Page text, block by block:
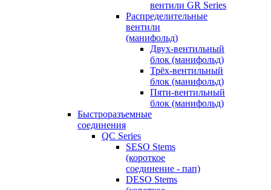
вентили GR Series
Распределительные
вентили
(манифольд)
Двух-вентильный
блок (манифольд)
Трёх-вентильный
блок (манифольд)
Пяти-вентильный
блок (манифольд)
Быстроразъемные
соединения
QC Series
SESO Stems
(короткое
соединение - пап)
DESO Stems